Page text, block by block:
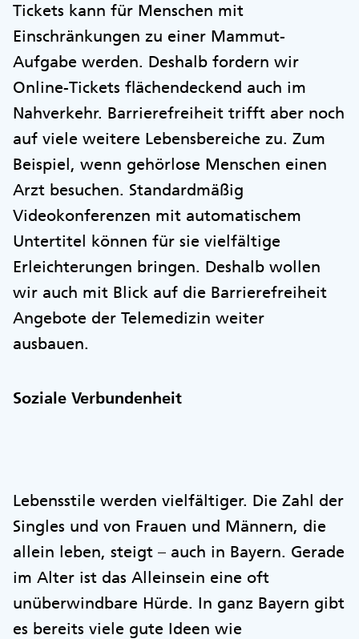
Tickets kann für Menschen mit
Einschränkungen zu einer Mammut-
Aufgabe werden. Deshalb fordern wir
Online-Tickets flächendeckend auch im
Nahverkehr. Barrierefreiheit trifft aber noch
auf viele weitere Lebensbereiche zu. Zum
Beispiel, wenn gehörlose Menschen einen
Arzt besuchen. Standardmäßig
Videokonferenzen mit automatischem
Untertitel können für sie vielfältige
Erleichterungen bringen. Deshalb wollen
wir auch mit Blick auf die Barrierefreiheit
Angebote der Telemedizin weiter
ausbauen.
Soziale Verbundenheit
Lebensstile werden vielfältiger. Die Zahl der
Singles und von Frauen und Männern, die
allein leben, steigt – auch in Bayern. Gerade
im Alter ist das Alleinsein eine oft
unüberwindbare Hürde. In ganz Bayern gibt
es bereits viele gute Ideen wie